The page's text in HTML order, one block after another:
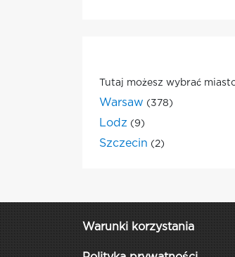
Tutaj możesz wybrać
Warsaw (378)
Lodz (9)
Szczecin (2)
Warunki korzystania